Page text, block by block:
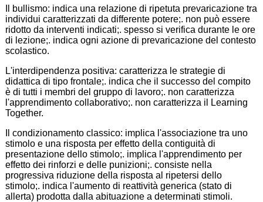
Il bullismo: indica una relazione di ripetuta prevaricazione tra
individui caratterizzati da differente potere;. non può essere
ridotto da interventi indicati;. spesso si verifica durante le ore
di lezione;. indica ogni azione di prevaricazione del contesto
scolastico.
L'interdipendenza positiva: caratterizza le strategie di
didattica di tipo frontale;. indica che il successo del compito
è di tutti i membri del gruppo di lavoro;. non caratterizza
l'apprendimento collaborativo;. non caratterizza il Learning
Together.
Il condizionamento classico: implica l'associazione tra uno
stimolo e una risposta per effetto della contiguità di
presentazione dello stimolo;. implica l'apprendimento per
effetto dei rinforzi e delle punizioni;. consiste nella
progressiva riduzione della risposta al ripetersi dello
stimolo;. indica l'aumento di reattività generica (stato di
allerta) prodotta dalla abituazione a determinati stimoli.